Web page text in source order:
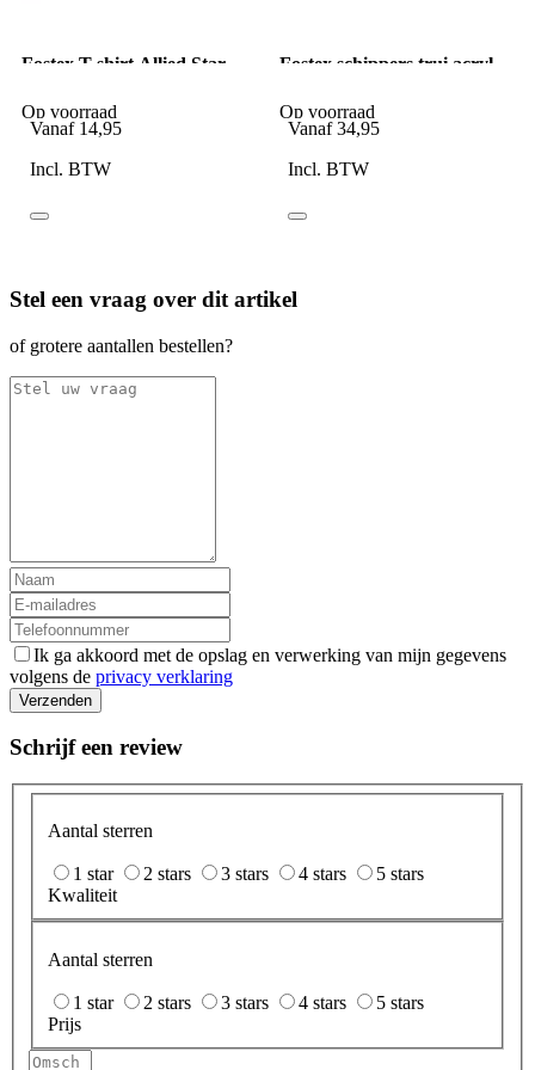
Fostex T-shirt Allied Star
Op voorraad
Vanaf 14,95
Incl. BTW
Fostex schippers trui acryl
Op voorraad
Vanaf 34,95
Incl. BTW
Stel een vraag over dit artikel
of grotere aantallen bestellen?
Ik ga akkoord met de opslag en verwerking van mijn gegevens
volgens de privacy verklaring
Verzenden
Schrijf een review
Aantal sterren
1 star 2 stars 3 stars 4 stars
5 stars
Kwaliteit
Aantal sterren
1 star 2 stars 3 stars 4 stars
5 stars
Prijs